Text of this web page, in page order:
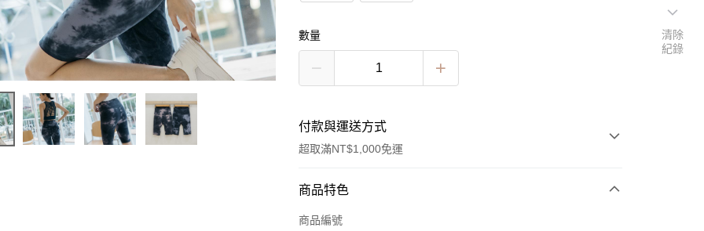
數量
付款與運送方式
超取滿NT$1,000免運
付款方式
信用卡一次付款
商品特色
商品編號
清除
紀錄